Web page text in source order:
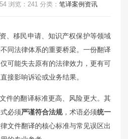
浏览：241 分类： 笔译案例资讯
移民申请、知识产权保护等领域
同法律体系的重要桥梁。一份翻译
可能失去原有的法律效力，更有可
接影响诉讼或业务结果。
件的翻译标准更高、风险更大。其
式必须严谨符合法规，术语必须统一
文件翻译的核心标准与常见误区出